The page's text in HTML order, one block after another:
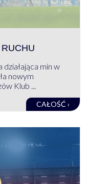
min w
nowym
Klub ...
CAŁOŚĆ ›